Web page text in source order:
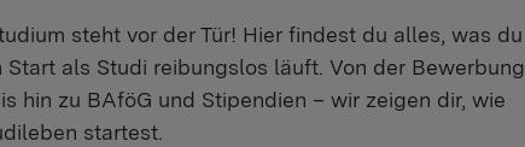
steht vor der Tür! Hier findest du alles, was du
als Studi reibungslos läuft. Von der Bewerbung
hin zu BAföG und Stipendien – wir zeigen dir, wie
startest.